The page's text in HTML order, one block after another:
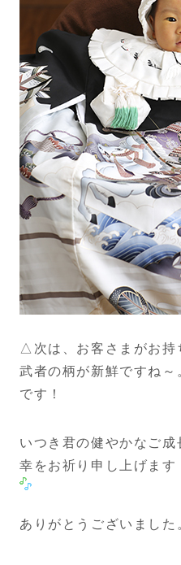
△次は、お客さまがお持
武者の柄が新鮮ですね
です！
いつき君の健やかなご
幸をお祈り申し上げます
ありがとうございました